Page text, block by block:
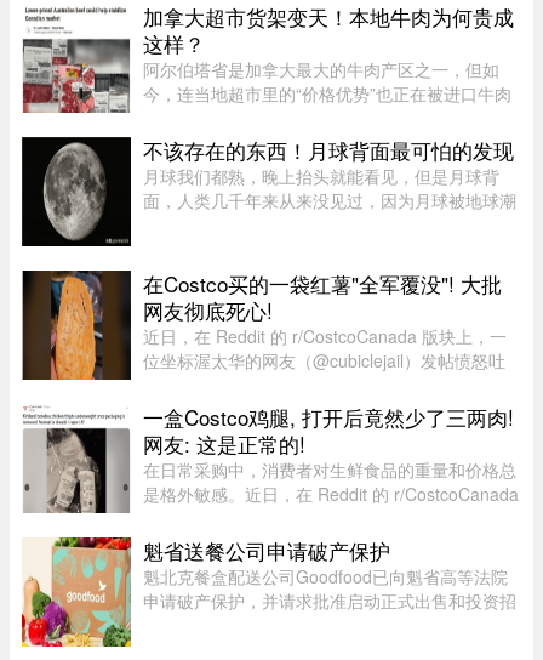
加拿大超市货架变天！本地牛肉为何贵成
这样？
阿尔伯塔省是加拿大最大的牛肉产区之一，但如
今，连当地超市里的“价格优势”也正在被进口牛肉
亚等国家的牛肉开始大量进入市场，部分产品甚至
比本地同类牛肉每公斤便宜 ...
不该存在的东西！月球背面最可怕的发现
月球我们都熟，晚上抬头就能看见，但是月球背
面，人类几千年来从来没见过，因为月球被地球潮
面一样拥有14天一轮的完整白 ...
在Costco买的一袋红薯"全军覆没"! 大批
网友彻底死心!
近日，在 Reddit 的 r/CostcoCanada 版块上，一
位坐标渥太华的网友（@cubiclejail）发帖愤怒吐
数百位加拿大网友的激烈共鸣与讨论。这原本只是
一句日常的抱怨，却意外演 ...
一盒Costco鸡腿, 打开后竟然少了三两肉!
网友: 这是正常的!
在日常采购中，消费者对生鲜食品的重量和价格总
是格外敏感。近日，在 Reddit 的 r/CostcoCanada
Costco 购买的 Kirkland 无骨鸡腿肉，去掉包装后
称重，竟然比标签上的重量 ...
魁省送餐公司申请破产保护
魁北克餐盒配送公司Goodfood已向魁省高等法院
申请破产保护，并请求批准启动正式出售和投资招